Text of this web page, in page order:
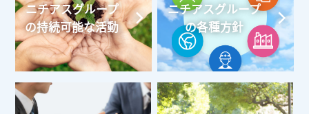
ニチアスグループ
の持続可能な活動
ニチアスグループ
の各種方針